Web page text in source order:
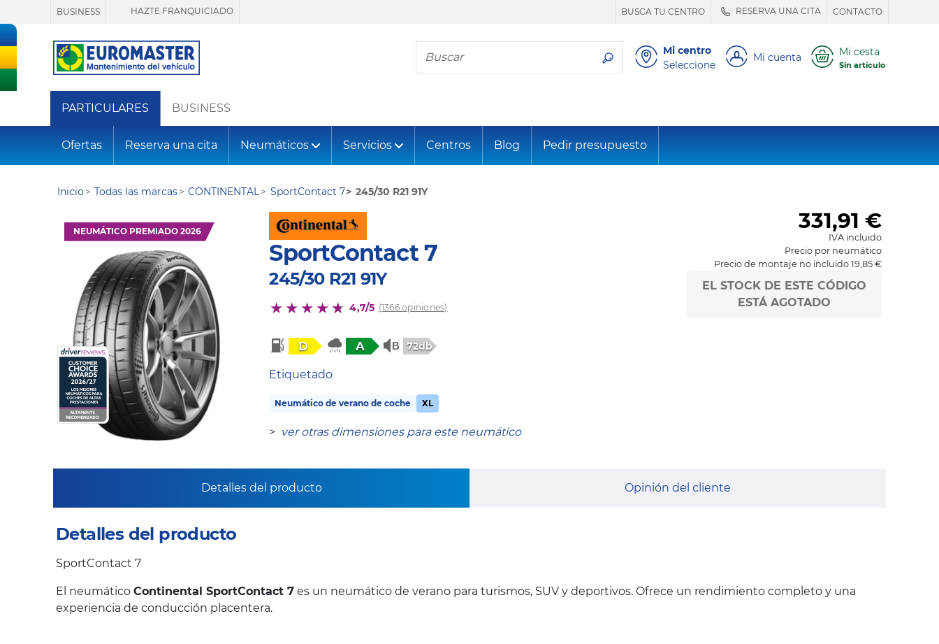
BUSINESS HAZTE FRANQUICIADO BUSCA TU CENTRO RESERVA UNA CITA CONTACTO
Busca tu neumático
Mi centro
Seleccione
Mi cuenta Mi cesta
Sin artículo
PARTICULARES BUSINESS
Ofertas Reserva una cita Neumáticos Servicios Centros Blog Pedir presupuesto
Inicio Todas las marcas CONTINENTAL SportContact 7 245/30 R21 91Y
NEUMÁTICO PREMIADO 2026
SportContact 7
245/30 R21 91Y
4,7/5 (1366 opiniones)
D A 72db
Etiquetado
Neumático de verano de coche XL
> ver otras dimensiones para este neumático
331,91 €
IVA incluido
Precio por neumático
Precio de montaje no incluido 19,85 €
EL STOCK DE ESTE CÓDIGO
ESTÁ AGOTADO
Detalles del producto Opinión del cliente
Detalles del producto
SportContact 7
El neumático Continental SportContact 7 es un neumático de verano para turismos, SUV y deportivos. Ofrece un rendimiento completo y una
experiencia de conducción placentera.